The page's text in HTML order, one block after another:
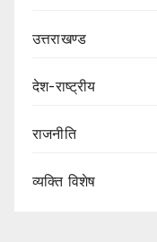
उत्तराखण्ड
देश-राष्ट्रीय
राजनीति
व्यक्ति विशेष